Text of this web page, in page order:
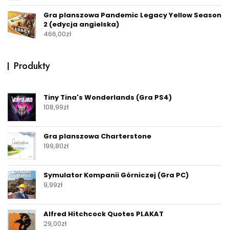
Gra planszowa Pandemic Legacy Yellow Season
2 (edycja angielska)
466,00zł
Produkty
Tiny Tina's Wonderlands (Gra PS4)
108,99zł
Gra planszowa Charterstone
199,80zł
Symulator Kompanii Górniczej (Gra PC)
9,99zł
Alfred Hitchcock Quotes PLAKAT
29,00zł